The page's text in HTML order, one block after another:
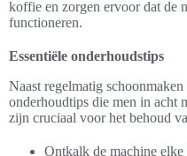
koffie en zorgen ervoor dat de
functioneren.
Essentiële onderhoudstips
Naast regelmatig
onderhoudtips die men in acht
zijn cruciaal voor het behoud
Ontkalk de machine